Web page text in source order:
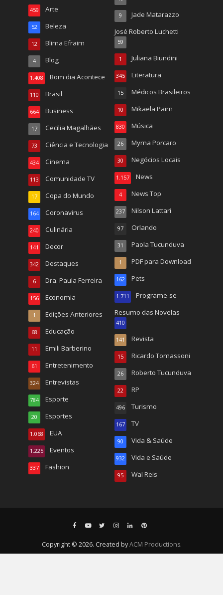
Arte
459
Beleza
52
Blima Efraim
12
Blog
4
Bom dia Acontece
1.408
Brasil
110
Business
664
Cecilia Magalhães
17
Ciência e Tecnologia
73
Cinema
434
Comunidade TV
113
Copa do Mundo
17
Coronavirus
164
Culinária
240
Decor
141
Destaques
342
Dra. Paula Ferreira
6
Economia
156
Edições Anteriores
1
Educação
68
Emili Barberino
11
Entretenimento
61
Entrevistas
324
Esporte
784
Esportes
20
EUA
1.068
Eventos
1.225
Fashion
337
Jade Matarazzo
9
José Roberto Luchetti
59
Juliana Biundini
1
Literatura
345
Médicos Brasileiros
15
Mikaela Paim
10
Música
830
Myrna Porcaro
26
Negócios Locais
30
News
1.157
News Top
4
Nilson Lattari
237
Orlando
97
Paola Tucunduva
31
PDF para Download
1
Pets
162
Programe-se
1.711
Resumo das Novelas
410
Revista
141
Ricardo Tomassoni
15
Roberto Tucunduva
26
RP
22
Turismo
496
TV
167
Vida & Saúde
90
Vida e Saúde
932
Wal Reis
95
Copyright © 2026. Created byACM Productions.